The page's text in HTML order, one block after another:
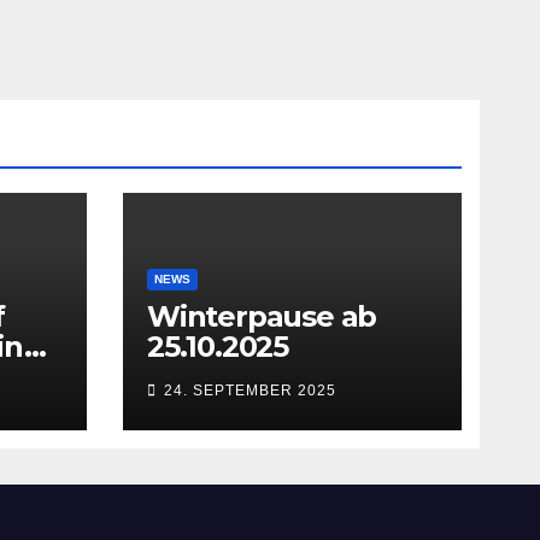
NEWS
Winterpause ab
25.10.2025
24. SEPTEMBER 2025